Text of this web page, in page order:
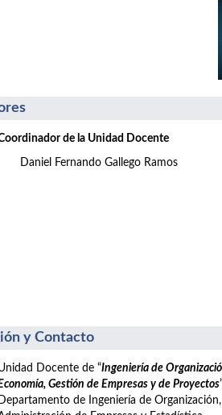
de la Unidad Docente
Daniel Fernando Gallego Ramos
y Contacto
Docente de “Ingeniería de
Gestión de Empresas y de Proyectos
Departamento de Ingeniería de Organización,